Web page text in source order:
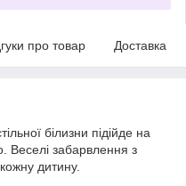
про товар Доставка
білизни підійде на
Веселі забарвлення з
дитину.